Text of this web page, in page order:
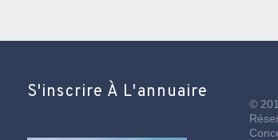
S'inscrire À L'annuaire
©